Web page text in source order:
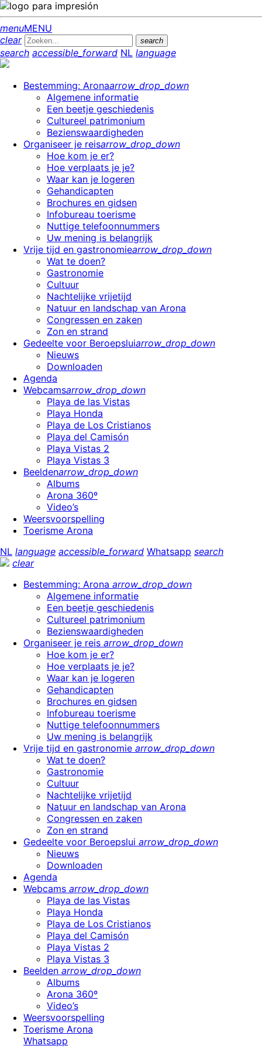
menuMENU
clear
search
search accessible_forward NL language
Bestemming: Aronaarrow_drop_down
Algemene informatie
Een beetje geschiedenis
Cultureel patrimonium
Bezienswaardigheden
Organiseer je reisarrow_drop_down
Hoe kom je er?
Hoe verplaats je je?
Waar kan je logeren
Gehandicapten
Brochures en gidsen
Infobureau toerisme
Nuttige telefoonnummers
Uw mening is belangrijk
Vrije tijd en gastronomiearrow_drop_down
Wat te doen?
Gastronomie
Cultuur
Nachtelijke vrijetijd
Natuur en landschap van Arona
Congressen en zaken
Zon en strand
Gedeelte voor Beroepsluiarrow_drop_down
Nieuws
Downloaden
Agenda
Webcamsarrow_drop_down
Playa de las Vistas
Playa Honda
Playa de Los Cristianos
Playa del Camisón
Playa Vistas 2
Playa Vistas 3
Beeldenarrow_drop_down
Albums
Arona 360º
Video’s
Weersvoorspelling
Toerisme Arona
NL language accessible_forward Whatsapp search
clear
Bestemming: Arona arrow_drop_down
Algemene informatie
Een beetje geschiedenis
Cultureel patrimonium
Bezienswaardigheden
Organiseer je reis arrow_drop_down
Hoe kom je er?
Hoe verplaats je je?
Waar kan je logeren
Gehandicapten
Brochures en gidsen
Infobureau toerisme
Nuttige telefoonnummers
Uw mening is belangrijk
Vrije tijd en gastronomie arrow_drop_down
Wat te doen?
Gastronomie
Cultuur
Nachtelijke vrijetijd
Natuur en landschap van Arona
Congressen en zaken
Zon en strand
Gedeelte voor Beroepslui arrow_drop_down
Nieuws
Downloaden
Agenda
Webcams arrow_drop_down
Playa de las Vistas
Playa Honda
Playa de Los Cristianos
Playa del Camisón
Playa Vistas 2
Playa Vistas 3
Beelden arrow_drop_down
Albums
Arona 360º
Video’s
Weersvoorspelling
Toerisme Arona
Whatsapp